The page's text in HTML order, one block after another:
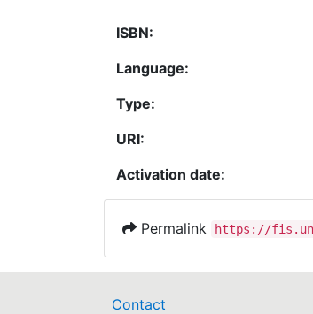
ISBN:
Language:
Type:
URI:
Activation date:
Permalink https://
Contact